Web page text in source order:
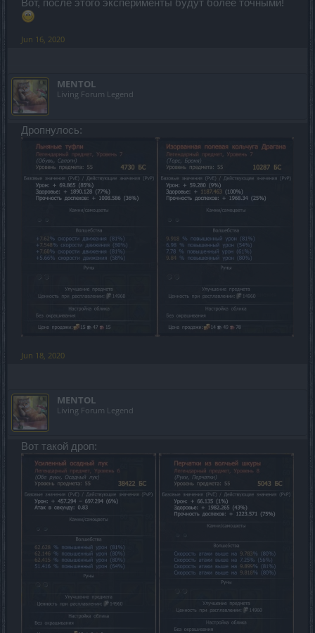
Вот, после этого эксперименты будут более точными!
Jun 16, 2020
MENTOL
Living Forum Legend
Дропнулось:
Jun 18, 2020
MENTOL
Living Forum Legend
Вот такой дроп: